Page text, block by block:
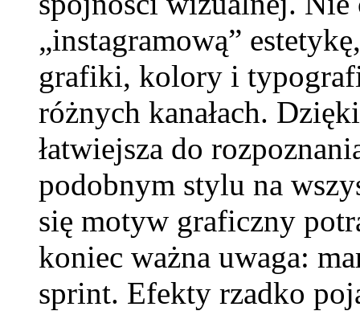
„instagramową”
grafiki, kolory i
różnych kanałach.
łatwiejsza do
podobnym stylu na
się motyw graficzny
koniec ważna uwaga:
sprint. Efekty rzadko